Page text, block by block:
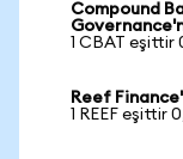
Compound
1 CBAT eşittir
Reef
1 REEF eşittir